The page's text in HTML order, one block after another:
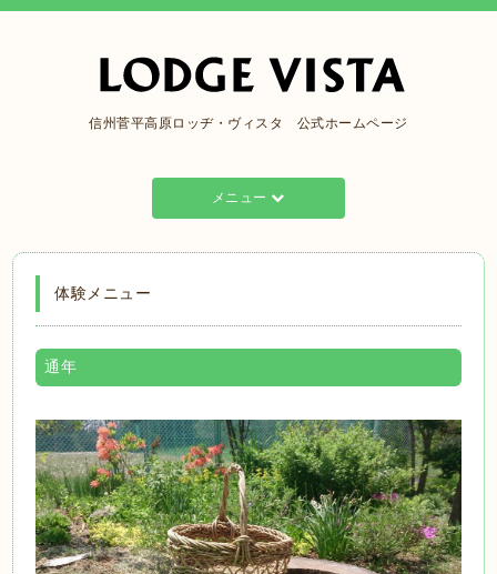
信州菅平高原ロッヂ・ヴィスタ 公式ホームページ
メニュー
体験メニュー
通年